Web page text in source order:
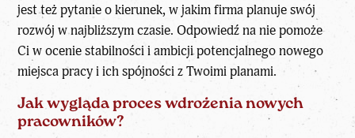
jest też pytanie o kierunek, w jakim firma planuje swój
rozwój w najbliższym czasie. Odpowiedź na nie pomoże
Ci w ocenie stabilności i ambicji potencjalnego nowego
miejsca pracy i ich spójności z Twoimi planami.
Jak wygląda proces wdrożenia nowych
pracowników?